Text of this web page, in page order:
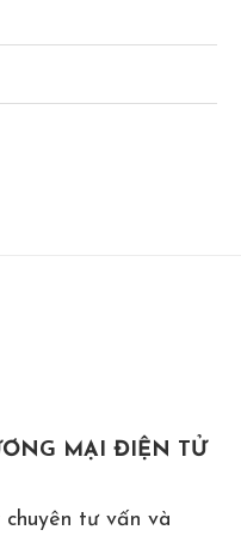
MẠI ĐIỆN TỬ
tư vấn và